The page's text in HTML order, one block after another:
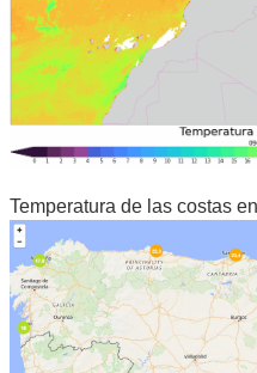
Temperatura de las costas